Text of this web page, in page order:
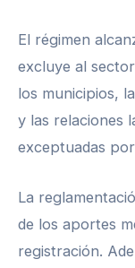
El régimen
excluye al
los municipios,
y las relaciones
exceptuadas
La
de los aportes
registración.